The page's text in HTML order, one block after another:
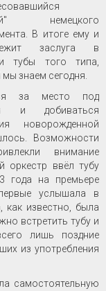
немецкого
В итоге ему и
заслуга в
тубы того типа,
знаем сегодня.
за место под
и добиваться
новорожденной
Возможности
внимание
оркестр ввёл тубу
года на премьере
услышала в
как известно, была
встретить тубу и
лишь поздние
из употребления
самостоятельную